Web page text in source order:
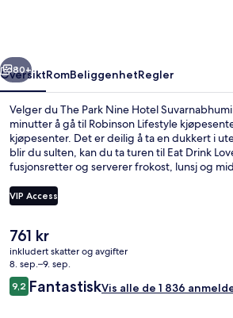
Neste
80+
OversiktRomBeliggenhetRegler
Velger du The Park Nine Hotel
minutter å gå til Robinson Lifestyle
kjøpesenter. Det er deilig å ta en dukkert i
blir du sulten, kan du ta turen til Eat Drink
fusjonsretter og serverer frokost, lunsj og
barer/lounger, flyplasstransport (inkludert)
Bassenget og de komfortable sengene får
VIP Access
Den
nåværende
prisen
er
761 kr
761 kr
inkludert skatter og avgifter
8. sep.–9. sep.
Anmeldelser
9,29,2 av 10 –
FantastiskVis alle de 1 836